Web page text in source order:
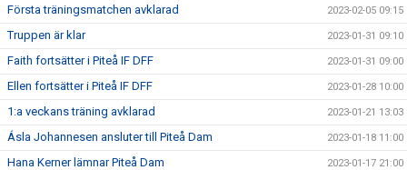
Första träningsmatchen avklarad 2023-02-05 09:15
Truppen är klar 2023-01-31 09:10
Faith fortsätter i Piteå IF DFF 2023-01-31 09:00
Ellen fortsätter i Piteå IF DFF 2023-01-28 10:00
1:a veckans träning avklarad 2023-01-21 13:03
Ásla Johannesen ansluter till Piteå Dam 2023-01-18 11:00
Hana Kerner lämnar Piteå Dam 2023-01-17 21:00